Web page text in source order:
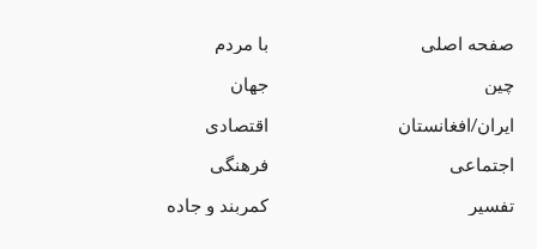
صفحه اصلی
با مردم
چین
جهان
ایران/افغانستان
اقتصادی
اجتماعی
فرهنگی
تفسیر
کمربند و جاده